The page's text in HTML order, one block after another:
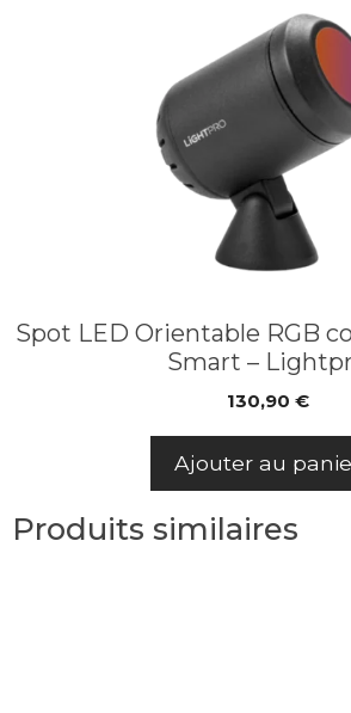
Spot LED Orientable RGB
Smart –
130,90 €
Ajouter au
Produits similaires